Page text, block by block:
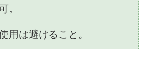
。
用は避けること。